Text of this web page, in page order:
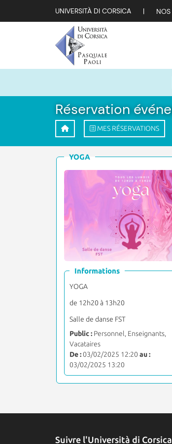
UNIVERSITÀ DI CORSICA |
Réservation
MES RÉSERVATIONS
YOGA
Informations
YOGA
de 12h20 à 13h20
Salle de danse FST
Public : Personnel, Enseignants,
Vacataires
De :03/02/2025 12:20 au :
03/02/2025 13:20
Suivre l'Università di Corsica